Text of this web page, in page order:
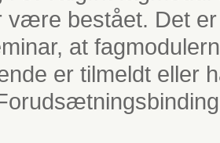
være bestået. Det
at
er tilmeldt eller